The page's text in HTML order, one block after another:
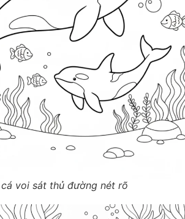
voi sát thủ đường nét rõ